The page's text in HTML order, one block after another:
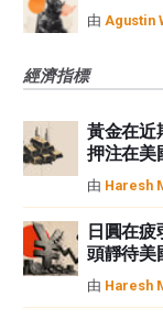
由 Agustin
經濟指標
黃金在近
押注在美
由 Haresh
日圓在
頭靜待美
由 Haresh